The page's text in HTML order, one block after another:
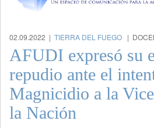
02.09.2022 | TIERRA DEL FUEGO |
AFUDI expresó su
repudio ante el
Magnicidio a la
la Nación